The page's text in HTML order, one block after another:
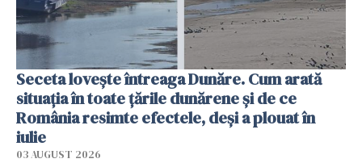
Seceta lovește întreaga Dunăre. Cum arată
situația în toate țările dunărene și de ce
România resimte efectele, deși a plouat în
iulie
03 AUGUST 2026